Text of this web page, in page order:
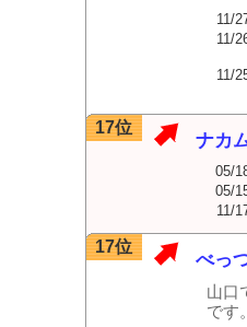
11/
11/
11/
17位
ナカ
05/
05/
11/
17位
べっ
山口
です